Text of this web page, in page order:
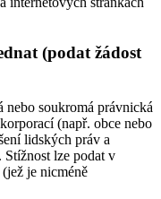
(podat žádost
soukromá právnická
(např. obce nebo
lidských práv a
lze podat v
je nicméně